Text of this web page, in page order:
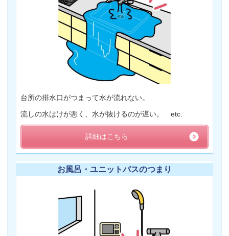
台所の排水口がつまって水が流れない。
流しの水はけが悪く、水が抜けるのが遅い。 etc.
詳細はこちら
お風呂・ユニットバスのつまり